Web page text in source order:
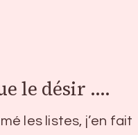
le désir ….
les listes, j’en fait